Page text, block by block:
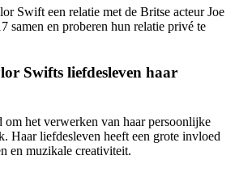
Swift een relatie met de Britse acteur Joe
samen en proberen hun relatie privé te
Swifts liefdesleven haar
het verwerken van haar persoonlijke
Haar liefdesleven heeft een grote invloed
en muzikale creativiteit.